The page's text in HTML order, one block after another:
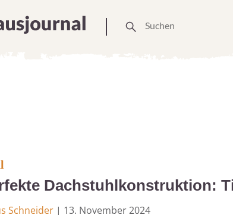
Dachstuhlkonstruktion:
Schneider | 13. November 2024